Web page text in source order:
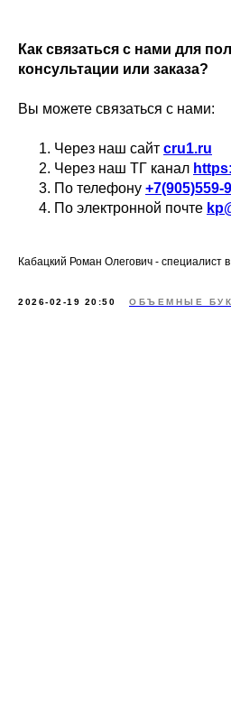
Как связаться с нами для
консультации или заказа?
Вы можете связаться с нами:
Через наш сайт cru1.ru
Через наш ТГ канал
По телефону +7(905)559-
По электронной почте
Кабацкий Роман Олегович - специалист
2026-02-19 20:50 ОБЪЕМНЫЕ